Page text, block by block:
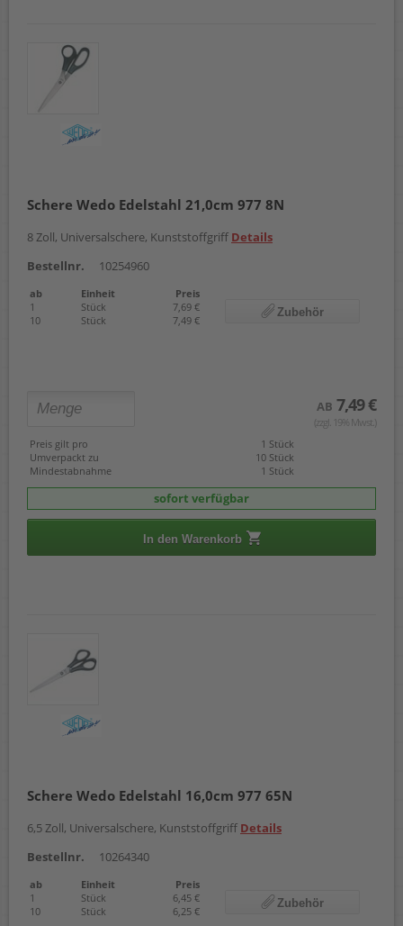
Schere Wedo Edelstahl 21,0cm 977 8N
8 Zoll, Universalschere, Kunststoffgriff Details
Bestellnr.
10254960
ab Einheit
Preis
1
Stück
7,69 €
10
Stück 7,49 €
Zubehör
AB 7,49 €
(zzgl. 19% Mwst.)
Preis gilt pro
1 Stück
Umverpackt zu
10 Stück
Mindestabnahme
1 Stück
sofort verfügbar
In den Warenkorb
Schere Wedo Edelstahl 16,0cm 977 65N
6,5 Zoll, Universalschere, Kunststoffgriff Details
Bestellnr.
10264340
ab Einheit
Preis
1
Stück
6,45 €
10
Stück 6,25 €
Zubehör